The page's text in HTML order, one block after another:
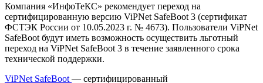
Компания «ИнфоТеКС» рекомендует переход на
сертифицированную версию ViPNet SafeBoot 3 (сертификат
ФСТЭК России от 10.05.2023 г. № 4673). Пользователи ViPNet
SafeBoot будут иметь возможность осуществить льготный
переход на ViPNet SafeBoot 3 в течение заявленного срока
технической поддержки.
ViPNet SafeBoot — сертифицированный